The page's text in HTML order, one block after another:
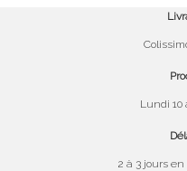
Lundi 10
2 à 3 jours